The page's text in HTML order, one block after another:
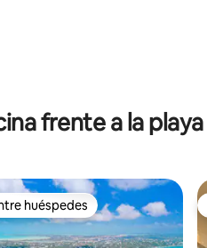
de 5, 12 reseñas
frente a la playa
huéspedes
huéspedes